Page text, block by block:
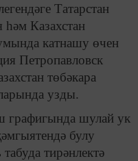
Татарстан
һәм Казахстан
катнашу өчен
Петропавловск
төбәкара
узды.
графигында шулай ук
булу
тирәнлектә